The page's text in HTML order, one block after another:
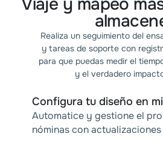
Realiza un seguimiento del
y tareas de soporte con
para que puedas medir el
y el verdadero
Configura tu diseño en
Automatice y gestione el
nóminas con